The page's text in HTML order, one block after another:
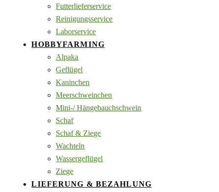
Futterlieferservice
Reinigungsservice
Laborservice
HOBBYFARMING
Alpaka
Geflügel
Kaninchen
Meerschweinchen
Mini-/ Hängebauchschwein
Schaf
Schaf & Ziege
Wachteln
Wassergeflügel
Ziege
LIEFERUNG & BEZAHLUNG